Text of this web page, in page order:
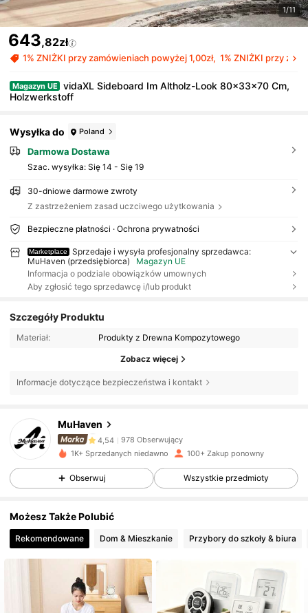
1/11
643,82zł
1% ZNIŻKI przy zamówieniach powyżej 1,00zł 1% ZNIŻKI przy
Magazyn UE
vidaXL Sideboard Im Altholz-Look 80x33x70 Cm,
Holzwerkstoff
Wysyłka do Poland
Darmowa Dostawa
Szac. wysyłka: Się 14 - Się 19
30-dniowe darmowe zwroty
Z zastrzeżeniem zasad uczciwego użytkowania
Bezpieczne płatności · Ochrona prywatności
Marketplace
Sprzedaje i wysyła profesjonalny sprzedawca:
MuHaven (przedsiębiorca)
Magazyn UE
Informacja o podziale obowiązków umownych
Aby zgłosić tego sprzedawcę i/lub produkt
Szczegóły Produktu
Materiał: Produkty z Drewna Kompozytowego
Zobacz więcej
Informacje dotyczące bezpieczeństwa i kontakt
MuHaven
4,54 978 Obserwujący
4,54 978 Obserwujący
4,54 978 Obserwujący
978 Obserwujący
1K+ Sprzedanych niedawno 100+ Zakup ponowny
Obserwuj Wszystkie przedmioty
Możesz Także Polubić
Rekomendowane Dom & Mieszkanie Przybory do szkoły & biura